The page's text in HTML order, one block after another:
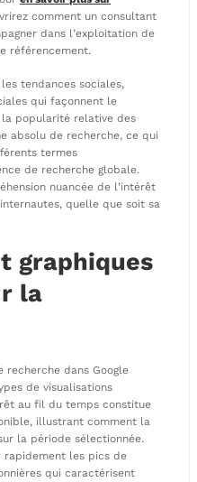
comment un consultant
dans l’exploitation de
référencement.
tendances sociales,
qui façonnent le
la popularité relative des
absolu de recherche, ce qui
termes
de recherche globale.
nuancée de l’intérêt
quelle que soit sa
graphiques
la
recherche dans Google
de visualisations
au fil du temps constitue
illustrant comment la
la période sélectionnée.
rapidement les pics de
qui caractérisent